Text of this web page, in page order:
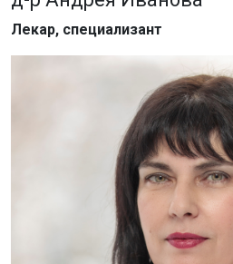
Лекар, специализант